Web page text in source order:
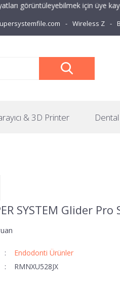
görüntüleyebilmek için üye
Wireless Z
& 3D Printer
SYSTEM Glider
Endodonti Ürünler
RMNXU528JX